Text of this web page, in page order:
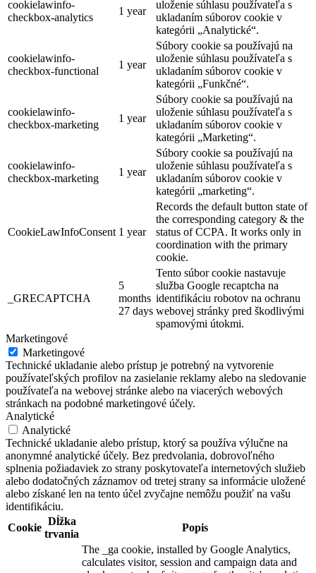
cookielawinfo-
checkbox-analytics
1 year
uloženie súhlasu používateľa s
ukladaním súborov cookie v
kategórii „Analytické“.
cookielawinfo-
checkbox-functional
1 year
Súbory cookie sa používajú na
uloženie súhlasu používateľa s
ukladaním súborov cookie v
kategórii „Funkčné“.
cookielawinfo-
checkbox-marketing
1 year
Súbory cookie sa používajú na
uloženie súhlasu používateľa s
ukladaním súborov cookie v
kategórii „Marketing“.
cookielawinfo-
checkbox-marketing
1 year
Súbory cookie sa používajú na
uloženie súhlasu používateľa s
ukladaním súborov cookie v
kategórii „marketing“.
CookieLawInfoConsent 1 year
Records the default button state of
the corresponding category & the
status of CCPA. It works only in
coordination with the primary
cookie.
_GRECAPTCHA
5
months
27 days
Tento súbor cookie nastavuje
služba Google recaptcha na
identifikáciu robotov na ochranu
webovej stránky pred škodlivými
spamovými útokmi.
Marketingové
Marketingové
Technické ukladanie alebo prístup je potrebný na vytvorenie
používateľských profilov na zasielanie reklamy alebo na sledovanie
používateľa na webovej stránke alebo na viacerých webových
stránkach na podobné marketingové účely.
Analytické
Analytické
Technické ukladanie alebo prístup, ktorý sa používa výlučne na
anonymné analytické účely. Bez predvolania, dobrovoľného
splnenia požiadaviek zo strany poskytovateľa internetových služieb
alebo dodatočných záznamov od tretej strany sa informácie uložené
alebo získané len na tento účel zvyčajne nemôžu použiť na vašu
identifikáciu.
Cookie
Dĺžka
trvania
Popis
The _ga cookie, installed by Google Analytics,
calculates visitor, session and campaign data and